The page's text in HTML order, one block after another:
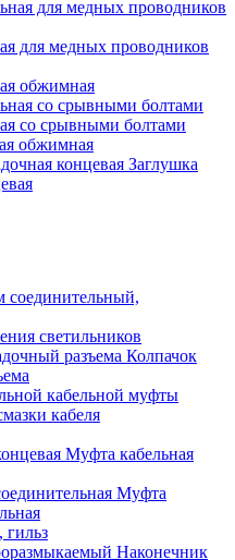
для медных проводников
обжимная
со срывными болтами
обжимная
Заглушка
соединительный,
светильников
Колпачок
кабельной муфты
кабеля
Муфта кабельная
Муфта
гильз
Наконечник